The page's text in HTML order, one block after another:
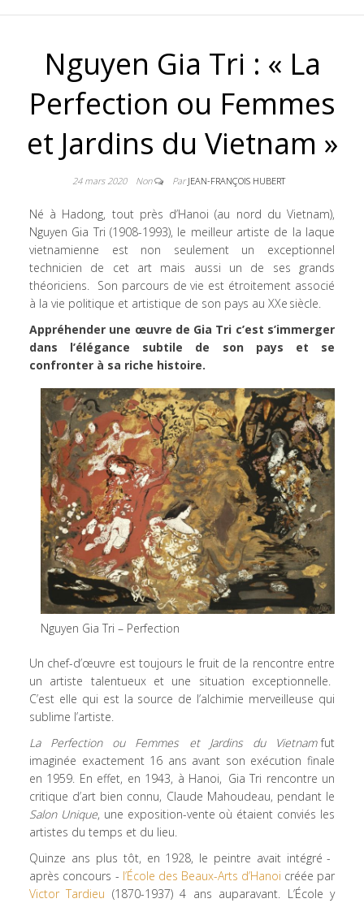
Nguyen Gia Tri : « La
Perfection ou Femmes
et Jardins du Vietnam »
24 mars 2020 Non ParJEAN-FRANÇOIS HUBERT
Né à Hadong, tout près d’Hanoi (au nord du Vietnam),
Nguyen Gia Tri (1908-1993), le meilleur artiste de la laque
vietnamienne est non seulement un exceptionnel
technicien de cet art mais aussi un de ses grands
théoriciens. Son parcours de vie est étroitement associé
à la vie politique et artistique de son pays au XXe siècle.
Appréhender une œuvre de Gia Tri c’est s’immerger
dans l’élégance subtile de son pays et se
confronter à sa riche histoire.
Nguyen Gia Tri – Perfection
Un chef-d’œuvre est toujours le fruit de la rencontre entre
un artiste talentueux et une situation exceptionnelle.
C’est elle qui est la source de l’alchimie merveilleuse qui
sublime l’artiste.
La Perfection ou Femmes et Jardins du Vietnamfut
imaginée exactement 16 ans avant son exécution finale
en 1959. En effet, en 1943, à Hanoi, Gia Tri rencontre un
critique d’art bien connu, Claude Mahoudeau, pendant le
Salon Unique, une exposition-vente où étaient conviés les
artistes du temps et du lieu.
Quinze ans plus tôt, en 1928, le peintre avait intégré -
après concours - l’École des Beaux-Arts d’Hanoi créée par
Victor Tardieu (1870-1937) 4 ans auparavant. L’École y